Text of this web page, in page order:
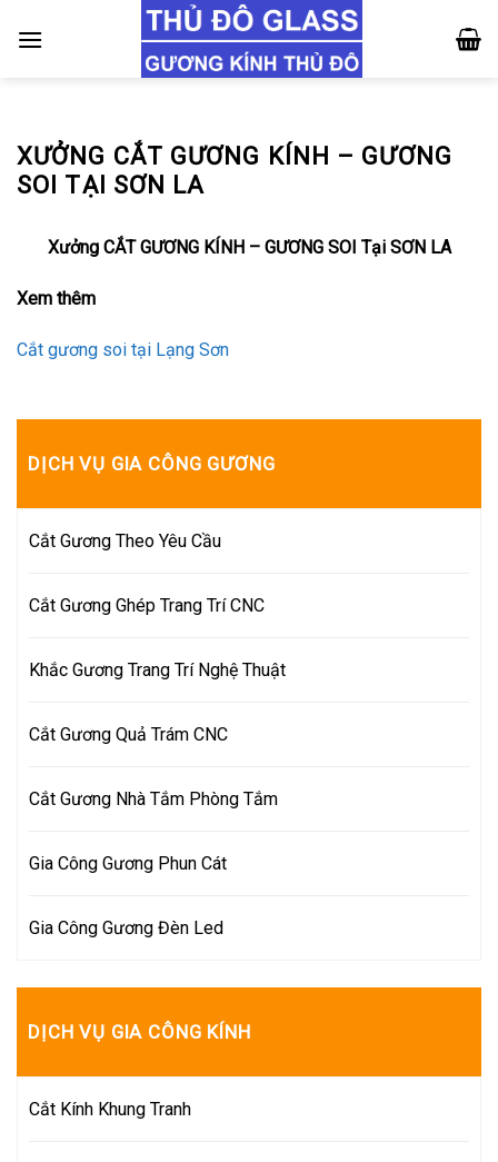
XƯỞNG CẮT GƯƠNG KÍNH – GƯƠNG
SOI TẠI SƠN LA
Xưởng CẮT GƯƠNG KÍNH – GƯƠNG SOI Tại SƠN LA
Xem thêm
Cắt gương soi tại Lạng Sơn
DỊCH VỤ GIA CÔNG GƯƠNG
Cắt Gương Theo Yêu Cầu
Cắt Gương Ghép Trang Trí CNC
Khắc Gương Trang Trí Nghệ Thuật
Cắt Gương Quả Trám CNC
Cắt Gương Nhà Tắm Phòng Tắm
Gia Công Gương Phun Cát
Gia Công Gương Đèn Led
DỊCH VỤ GIA CÔNG KÍNH
Cắt Kính Khung Tranh